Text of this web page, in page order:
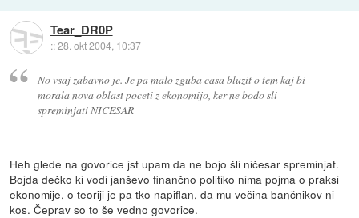
Tear_DR0P
::28. okt 2004, 10:37
No vsaj zabavno je. Je pa malo zguba casa bluzit o tem kaj bi
morala nova oblast poceti z ekonomijo, ker ne bodo sli
spreminjati NICESAR
Heh glede na govorice jst upam da ne bojo šli ničesar spreminjat.
Bojda dečko ki vodi janševo finančno politiko nima pojma o praksi
ekonomije, o teoriji je pa tko napiflan, da mu večina bančnikov ni
kos. Čeprav so to še vedno govorice.